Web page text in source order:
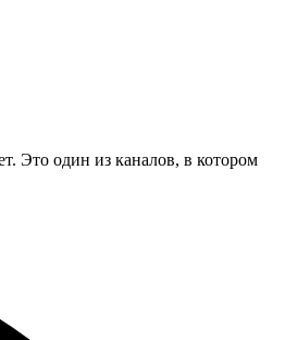
Это один из каналов, в котором